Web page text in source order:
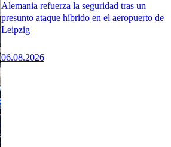
Alemania refuerza la seguridad tras un
presunto ataque híbrido en el aeropuerto de
Leipzig
06.08.2026